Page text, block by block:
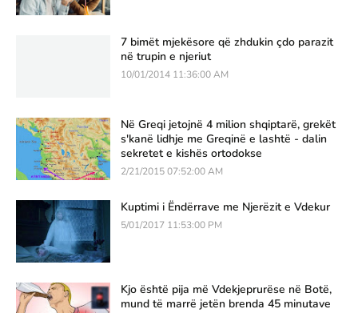
7 bimët mjekësore që zhdukin çdo parazit
në trupin e njeriut
10/01/2014 11:36:00 AM
Në Greqi jetojnë 4 milion shqiptarë, grekët
s'kanë lidhje me Greqinë e lashtë - dalin
sekretet e kishës ortodokse
2/21/2015 07:52:00 AM
Kuptimi i Ëndërrave me Njerëzit e Vdekur
5/01/2017 11:53:00 PM
Kjo është pija më Vdekjeprurëse në Botë,
mund të marrë jetën brenda 45 minutave